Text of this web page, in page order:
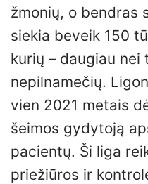
žmonių, o bendras
siekia beveik 150
kurių – daugiau nei
nepilnamečių.
vien 2021 metais
šeimos gydytoją
pacientų. Ši liga
priežiūros ir